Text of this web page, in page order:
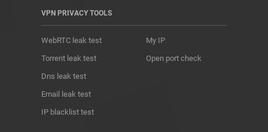
VPN PRIVACY TOOLS
WebRTC leak test
Torrent leak test
Dns leak test
Email leak test
IP blacklist test
My IP
Open port check